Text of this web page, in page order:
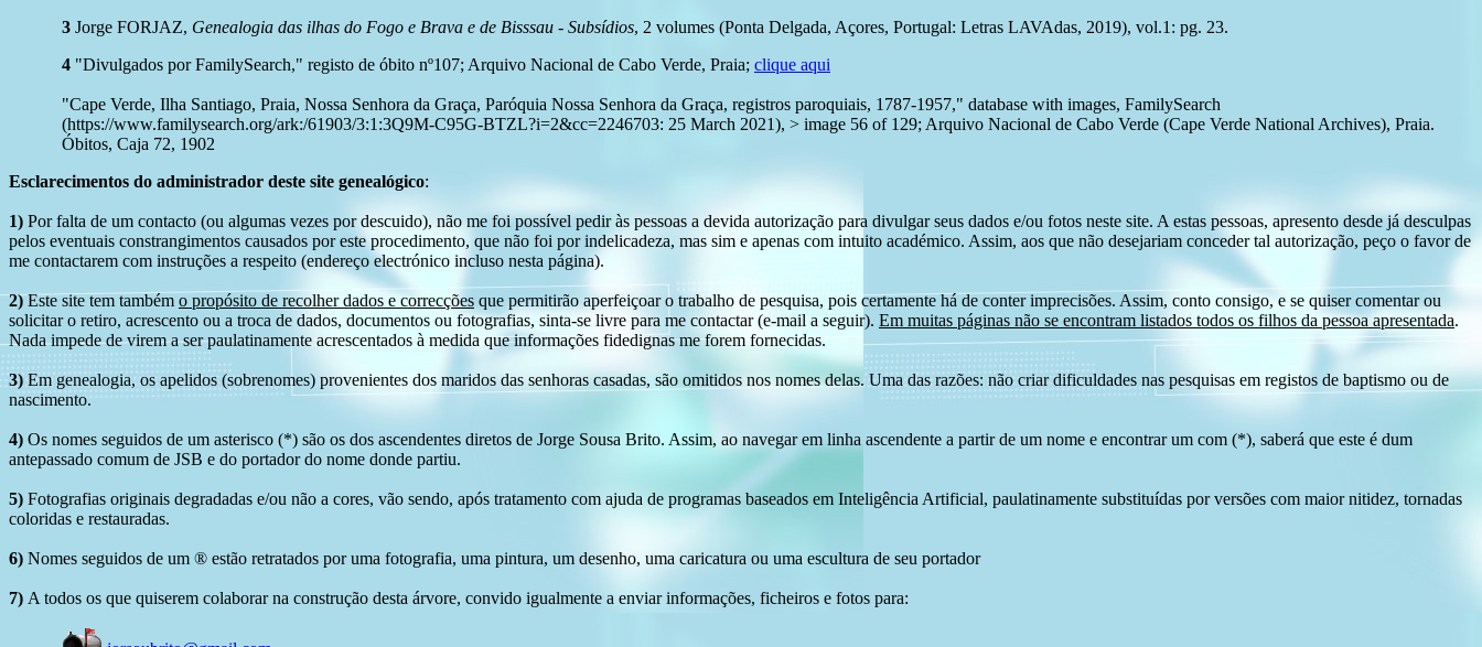
3 Jorge FORJAZ, Genealogia das ilhas do Fogo e Brava e de Bisssau - Subsídios, 2 volumes (Ponta Delgada, Açores, Portugal: Letras LAVAdas, 2019), vol.1: pg. 23.
4 "Divulgados por FamilySearch," registo de óbito nº107; Arquivo Nacional de Cabo Verde, Praia; clique aqui
"Cape Verde, Ilha Santiago, Praia, Nossa Senhora da Graça, Paróquia Nossa Senhora da Graça, registros paroquiais, 1787-1957," database with images, FamilySearch
(https://www.familysearch.org/ark:/61903/3:1:3Q9M-C95G-BTZL?i=2&cc=2246703: 25 March 2021), > image 56 of 129; Arquivo Nacional de Cabo Verde (Cape Verde National Archives), Praia.
Óbitos, Caja 72, 1902
Esclarecimentos do administrador deste site genealógico:
1) Por falta de um contacto (ou algumas vezes por descuido), não me foi possível pedir às pessoas a devida autorização para divulgar seus dados e/ou fotos neste site. A estas pessoas, apresento desde já desculpas
pelos eventuais constrangimentos causados por este procedimento, que não foi por indelicadeza, mas sim e apenas com intuito académico. Assim, aos que não desejariam conceder tal autorização, peço o favor de
me contactarem com instruções a respeito (endereço electrónico incluso nesta página).
2)Este site tem também o propósito de recolher dados e correcções que permitirão aperfeiçoar o trabalho de pesquisa, pois certamente há de conter imprecisões. Assim, conto consigo, e se quiser comentar ou
solicitar o retiro, acrescento ou a troca de dados, documentos ou fotografias, sinta-se livre para me contactar (e-mail a seguir). Em muitas páginas não se encontram listados todos os filhos da pessoa apresentada.
Nada impede de virem a ser paulatinamente acrescentados à medida que informações fidedignas me forem fornecidas.
3) Em genealogia, os apelidos (sobrenomes) provenientes dos maridos das senhoras casadas, são omitidos nos nomes delas. Uma das razões: não criar dificuldades nas pesquisas em registos de baptismo ou de
nascimento.
4) Os nomes seguidos de um asterisco (*) são os dos ascendentes diretos de Jorge Sousa Brito. Assim, ao navegar em linha ascendente a partir de um nome e encontrar um com (*), saberá que este é dum
antepassado comum de JSB e do portador do nome donde partiu.
5) Fotografias originais degradadas e/ou não a cores, vão sendo, após tratamento com ajuda de programas baseados em Inteligência Artificial, paulatinamente substituídas por versões com maior nitidez, tornadas
coloridas e restauradas.
6) Nomes seguidos de um ® estão retratados por uma fotografia, uma pintura, um desenho, uma caricatura ou uma escultura de seu portador
7) A todos os que quiserem colaborar na construção desta árvore, convido igualmente a enviar informações, ficheiros e fotos para: